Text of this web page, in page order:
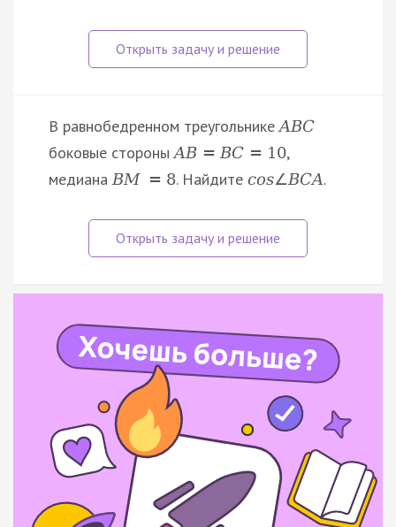
В равнобедренном треугольникеABC
боковые стороныAB = BC = 10,
медианаBM = 8. Найдитеcos∠BCA.